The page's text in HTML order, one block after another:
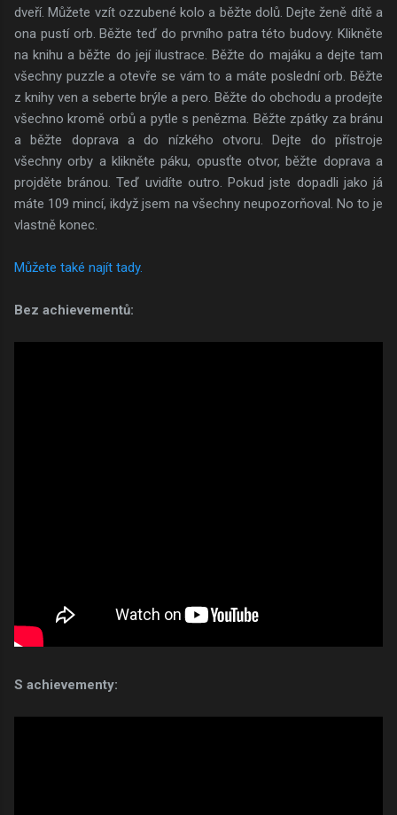
dveří. Můžete vzít ozzubené kolo a běžte dolů. Dejte ženě dítě a
ona pustí orb. Běžte teď do prvního patra této budovy. Klikněte
na knihu a běžte do její ilustrace. Běžte do majáku a dejte tam
všechny puzzle a otevře se vám to a máte poslední orb. Běžte
z knihy ven a seberte brýle a pero. Běžte do obchodu a prodejte
všechno kromě orbů a pytle s penězma. Běžte zpátky za bránu
a běžte doprava a do nízkého otvoru. Dejte do přístroje
všechny orby a klikněte páku, opusťte otvor, běžte doprava a
projděte bránou. Teď uvidíte outro. Pokud jste dopadli jako já
máte 109 mincí, ikdyž jsem na všechny neupozorňoval. No to je
vlastně konec.
Můžete také najít tady.
Bez achievementů:
S achievementy: